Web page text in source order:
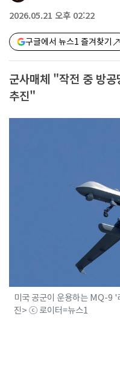
2026.05.21 오후 02:22
구글에서 뉴스1 즐겨찾기
군사매체 "작전 중 방
추진"
미국 공군이 운용하는 MQ-9
진> ⓒ 로이터=뉴스1